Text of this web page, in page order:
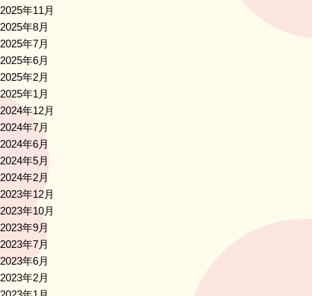
2025年11月
2025年8月
2025年7月
2025年6月
2025年2月
2025年1月
2024年12月
2024年7月
2024年6月
2024年5月
2024年2月
2023年12月
2023年10月
2023年9月
2023年7月
2023年6月
2023年2月